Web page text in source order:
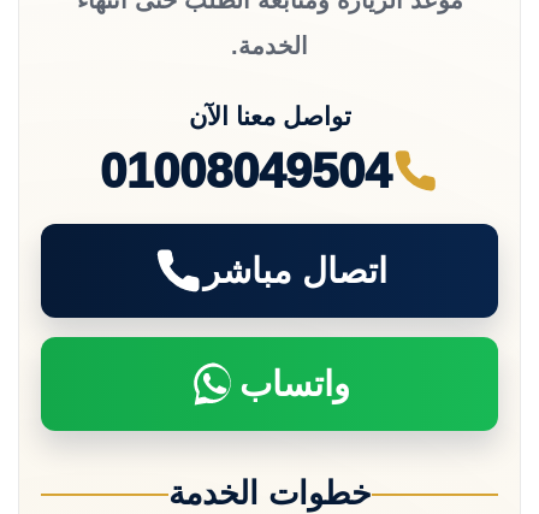
الخدمة.
تواصل معنا الآن
01008049504
اتصال مباشر
واتساب
خطوات الخدمة